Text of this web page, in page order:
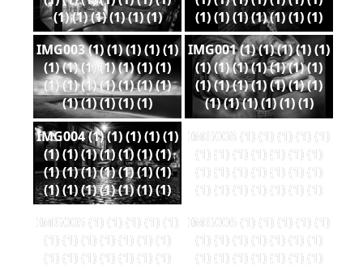
(1) (1) (1) (1) (1) (1)
(1) (1) (1) (1) (1) (1) (1)
IMG003 (1) (1) (1) (1) (1)
(1) (1) (1) (1) (1) (1) (1)
(1) (1) (1) (1) (1) (1) (1)
(1) (1) (1) (1) (1)
IMG001 (1) (1) (1) (1) (1)
(1) (1) (1) (1) (1) (1) (1)
(1) (1) (1) (1) (1) (1) (1)
(1) (1) (1) (1) (1) (1)
IMG004 (1) (1) (1) (1) (1)
(1) (1) (1) (1) (1) (1) (1)
(1) (1) (1) (1) (1) (1) (1)
(1) (1) (1) (1) (1) (1) (1)
IMG008 (1) (1) (1) (1) (1)
(1) (1) (1) (1) (1) (1) (1)
(1) (1) (1) (1) (1) (1) (1)
(1) (1) (1) (1) (1) (1) (1)
IMG005 (1) (1) (1) (1) (1)
(1) (1) (1) (1) (1) (1) (1)
(1) (1) (1) (1) (1) (1) (1)
IMG006 (1) (1) (1) (1) (1)
(1) (1) (1) (1) (1) (1) (1)
(1) (1) (1) (1) (1) (1) (1)